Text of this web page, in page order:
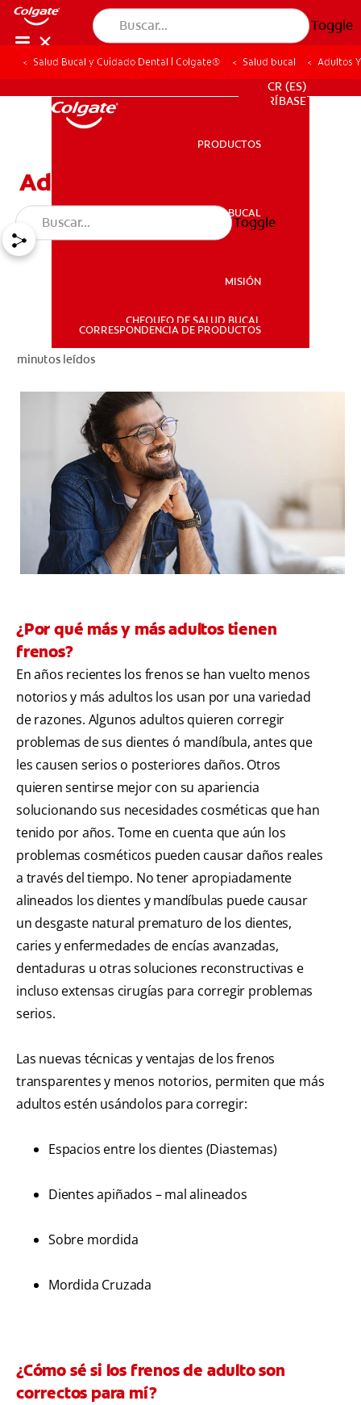
Toggle
SALUD BUCAL
CORRESPONDENCIA DE PRODUCTOS
CR (ES)
SUSCRÍBASE
CR (ES)
SUSCRÍBASE
PRODUCTOS
SALUD BUCAL
MISIÓN
CHEQUEO DE SALUD BUCAL
CORRESPONDENCIA DE PRODUCTOS
Toggle
Salud Bucal y Cuidado Dental | Colgate® Salud bucal Adultos
Adultos Y Ortodoncia
minutos leídos
¿Por qué más y más adultos tienen
frenos?
En años recientes los frenos se han vuelto menos
notorios y más adultos los usan por una variedad
de razones. Algunos adultos quieren corregir
problemas de sus dientes ó mandíbula, antes que
les causen serios o posteriores daños. Otros
quieren sentirse mejor con su apariencia
solucionando sus necesidades cosméticas que han
tenido por años. Tome en cuenta que aún los
problemas cosméticos pueden causar daños reales
a través del tiempo. No tener apropiadamente
alineados los dientes y mandíbulas puede causar
un desgaste natural prematuro de los dientes,
caries y enfermedades de encías avanzadas,
dentaduras u otras soluciones reconstructivas e
incluso extensas cirugías para corregir problemas
serios.
Las nuevas técnicas y ventajas de los frenos
transparentes y menos notorios, permiten que más
adultos estén usándolos para corregir:
Espacios entre los dientes (Diastemas)
Dientes apiñados – mal alineados
Sobre mordida
Mordida Cruzada
¿Cómo sé si los frenos de adulto son
correctos para mí?